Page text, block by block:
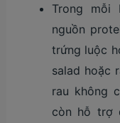
Trong mỗi
nguồn
trứng luộc
salad hoặc
rau không
còn hỗ trợ